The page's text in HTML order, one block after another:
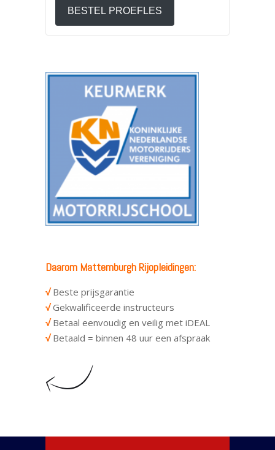
BESTEL PROEFLES
Daarom Mattemburgh Rijopleidingen:
√Beste prijsgarantie
√Gekwalificeerde instructeurs
√Betaal eenvoudig en veilig met iDEAL
√Betaald = binnen 48 uur een afspraak